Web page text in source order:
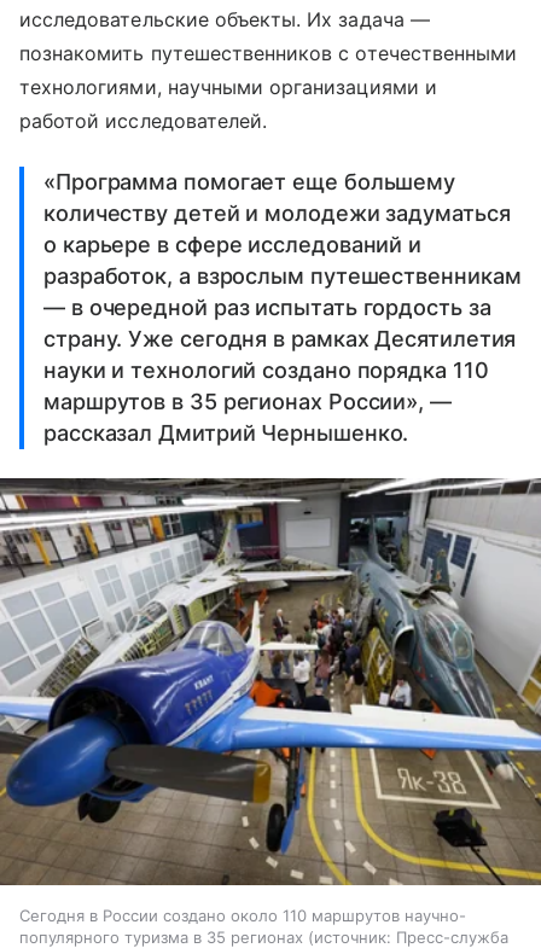
исследовательские объекты. Их задача —
познакомить путешественников с отечественными
технологиями, научными организациями и
работой исследователей.
«Программа помогает еще большему
количеству детей и молодежи задуматься
о карьере в сфере исследований и
разработок, а взрослым путешественникам
— в очередной раз испытать гордость за
страну. Уже сегодня в рамках Десятилетия
науки и технологий создано порядка 110
маршрутов в 35 регионах России», —
рассказал Дмитрий Чернышенко.
Сегодня в России создано около 110 маршрутов научно-
популярного туризма в 35 регионах
источник: Пресс-служба